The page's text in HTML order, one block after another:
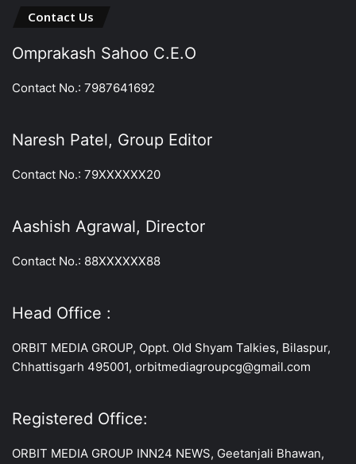
Contact Us
Omprakash Sahoo C.E.O
Contact No.: 7987641692
Naresh Patel, Group Editor
Contact No.: 79XXXXXX20
Aashish Agrawal, Director
Contact No.: 88XXXXXX88
Head Office :
ORBIT MEDIA GROUP, Oppt. Old Shyam Talkies, Bilaspur,
Chhattisgarh 495001, orbitmediagroupcg@gmail.com
Registered Office:
ORBIT MEDIA GROUP INN24 NEWS, Geetanjali Bhawan,